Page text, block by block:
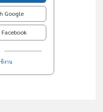
Google
งาน